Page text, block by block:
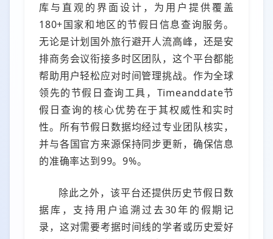
库与直观的界面设计，为用户提供覆盖
180+国家和地区的节假日信息查询服务。
无论是计划国外旅行避开人流高峰，还是安
排商务会议衔接多时区团队，这个平台都能
帮助用户轻松应对时间管理挑战。作为全球
领先的节假日查询工具，Timeanddate节
假日查询的核心优势在于其权威性和实时
性。所有节假日数据均经过专业团队核实，
并与各国官方来源保持同步更新，确保信息
的准确率达到99。9%。
除此之外，该平台还提供历史节假日数
据库，支持用户追溯过去30年的假期记
录，这对需要考据时间线的学者或历史爱好